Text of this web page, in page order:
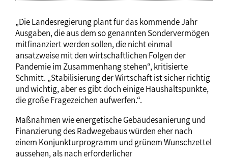
„Die Landesregierung plant für das kommende Jahr
Ausgaben, die aus dem so genannten Sondervermögen
mitfinanziert werden sollen, die nicht einmal
ansatzweise mit den wirtschaftlichen Folgen der
Pandemie im Zusammenhang stehen“, kritisierte
Schmitt. „Stabilisierung der Wirtschaft ist sicher richtig
und wichtig, aber es gibt doch einige Haushaltspunkte,
die große Fragezeichen aufwerfen.“.
Maßnahmen wie energetische Gebäudesanierung und
Finanzierung des Radwegebaus würden eher nach
einem Konjunkturprogramm und grünem Wunschzettel
aussehen, als nach erforderlicher